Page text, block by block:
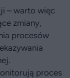
– warto więc
zmiany,
procesów
proces